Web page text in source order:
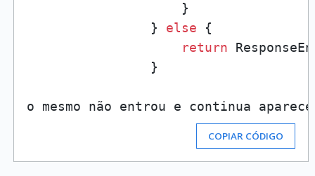
                    }
                }
else {
return
                }
o mesmo não entrou e continua
COPIAR CÓDIGO